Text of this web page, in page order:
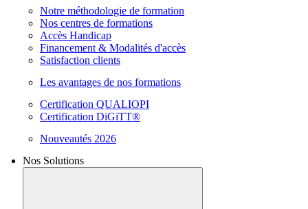
Notre méthodologie de formation
Nos centres de formations
Accès Handicap
Financement & Modalités d'accès
Satisfaction clients
Les avantages de nos formations
Certification QUALIOPI
Certification DiGiTT®
Nouveautés 2026
Nos Solutions